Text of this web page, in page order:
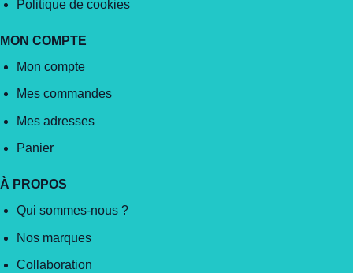
Politique de cookies
MON COMPTE
Mon compte
Mes commandes
Mes adresses
Panier
À PROPOS
Qui sommes-nous ?
Nos marques
Collaboration